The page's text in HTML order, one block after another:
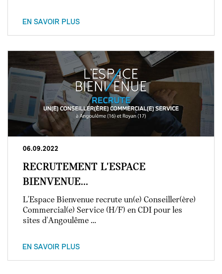
EN SAVOIR PLUS
06.09.2022
RECRUTEMENT L'ESPACE
BIENVENUE...
L'Espace Bienvenue recrute un(e) Conseiller(ère)
Commercial(e) Service (H/F) en CDI pour les
sites d'Angoulême …
EN SAVOIR PLUS